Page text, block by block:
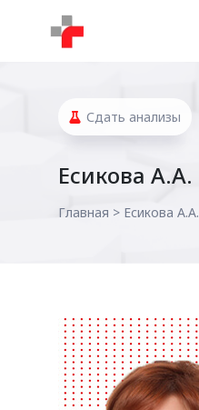
Сдать анализы
Есикова А.А.
Главная > Есикова А.А.